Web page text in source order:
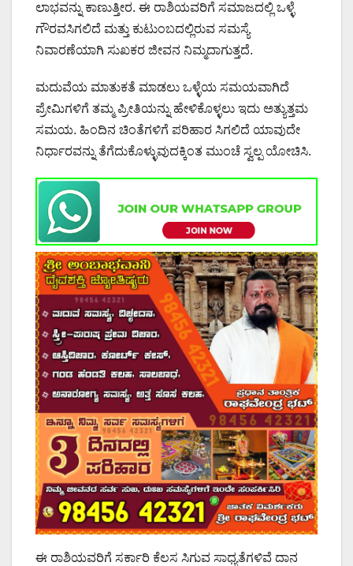
ಲಾಭವನ್ನು ಕಾಣುತ್ತೀರ. ಈ ರಾಶಿಯವರಿಗೆ ಸಮಾಜದಲ್ಲಿ ಒಳ್ಳೆ
ಗೌರವಸಿಗಲಿದೆ ಮತ್ತು ಕುಟುಂಬದಲ್ಲಿರುವ ಸಮಸ್ಯೆ
ನಿವಾರಣೆಯಾಗಿ ಸುಖಕರ ಜೀವನ ನಿಮ್ಮದಾಗುತ್ತದೆ.
ಮದುವೆಯ ಮಾತುಕತೆ ಮಾಡಲು ಒಳ್ಳೆಯ ಸಮಯವಾಗಿದೆ
ಪ್ರೇಮಿಗಳಿಗೆ ತಮ್ಮ ಪ್ರೀತಿಯನ್ನು ಹೇಳಿಕೊಳ್ಳಲು ಇದು ಅತ್ಯುತ್ತಮ
ಸಮಯ. ಹಿಂದಿನ ಚಿಂತೆಗಳಿಗೆ ಪರಿಹಾರ ಸಿಗಲಿದೆ ಯಾವುದೇ
ನಿರ್ಧಾರವನ್ನು ತೆಗೆದುಕೊಳ್ಳುವುದಕ್ಕಿಂತ ಮುಂಚೆ ಸ್ವಲ್ಪ ಯೋಚಿಸಿ.
ಈ ರಾಶಿಯವರಿಗೆ ಸರ್ಕಾರಿ ಕೆಲಸ ಸಿಗುವ ಸಾಧ್ಯತೆಗಳಿವೆ ದಾನ